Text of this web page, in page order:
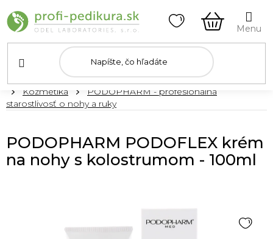
na
obsah
KOŠÍK
DomovKozmetika
PODOPHARM - profesionálna
starostlivosť o nohy a ruky
PODOPHARM PODOFLEX krém
na nohy s kolostrumom - 100ml